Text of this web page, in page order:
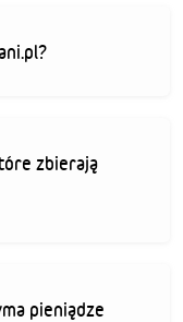
zbierają
pieniądze